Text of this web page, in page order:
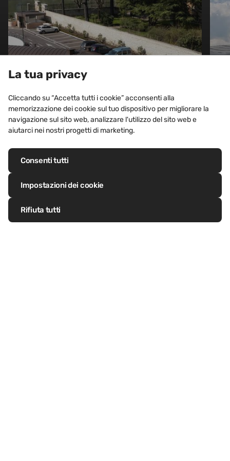
UFFICI ED EDIFICI COMMERCIALI, CENTRI
COMMERCIALI, HOTEL
Parcheggio, Verona (Italia)
La tua privacy
Cliccando su “Accetta tutti i cookie” acconsenti alla
memorizzazione dei cookie sul tuo dispositivo per migliorare la
navigazione sul sito web, analizzare l'utilizzo del sito web e
aiutarci nei nostri progetti di marketing.
Consenti tutti
Impostazioni dei cookie
Rifiuta tutti